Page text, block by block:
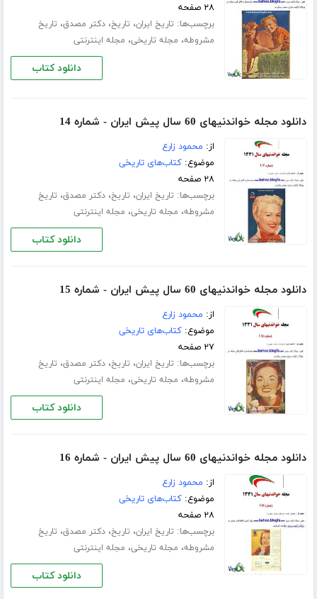
۲۸ صفحه
برچسب‌ها: تاریخ ایران، تاریخ،دکتر مصدق، تاریخ
مشروطه، مجله تاریخی، مجله اینترنتی
دانلود کتاب
دانلود مجله خواندنیهای 60 سال پیش ایران - شماره 14
از: محمود زارع
موضوع:کتاب‌های تاریخی
۲۸ صفحه
برچسب‌ها: تاریخ ایران، تاریخ،دکتر مصدق، تاریخ
مشروطه، مجله تاریخی، مجله اینترنتی
دانلود کتاب
دانلود مجله خواندنیهای 60 سال پیش ایران - شماره 15
از: محمود زارع
موضوع:کتاب‌های تاریخی
۲۷ صفحه
برچسب‌ها: تاریخ ایران، تاریخ،دکتر مصدق، تاریخ
مشروطه، مجله تاریخی، مجله اینترنتی
دانلود کتاب
دانلود مجله خواندنیهای 60 سال پیش ایران - شماره 16
از: محمود زارع
موضوع:کتاب‌های تاریخی
۲۸ صفحه
برچسب‌ها: تاریخ ایران، تاریخ،دکتر مصدق، تاریخ
مشروطه، مجله تاریخی، مجله اینترنتی
دانلود کتاب